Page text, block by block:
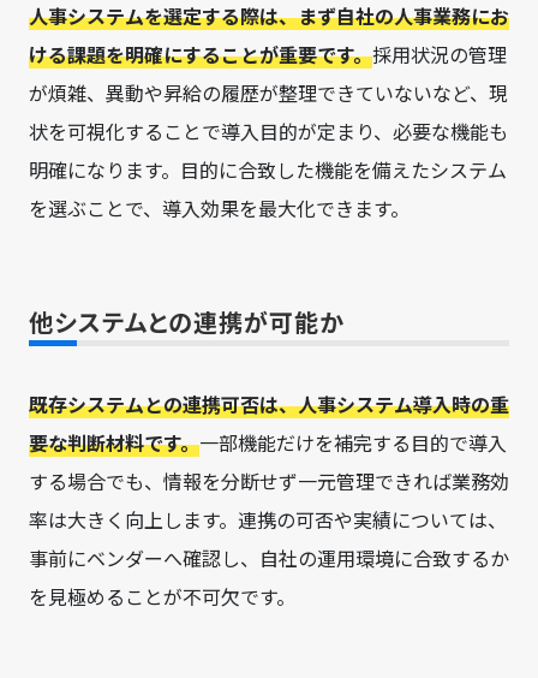
人事システムを選定する際は、まず自社の人事業務にお
ける課題を明確にすることが重要です。採用状況の管理
が煩雑、異動や昇給の履歴が整理できていないなど、現
状を可視化することで導入目的が定まり、必要な機能も
明確になります。目的に合致した機能を備えたシステム
を選ぶことで、導入効果を最大化できます。
他システムとの連携が可能か
既存システムとの連携可否は、人事システム導入時の重
要な判断材料です。一部機能だけを補完する目的で導入
する場合でも、情報を分断せず一元管理できれば業務効
率は大きく向上します。連携の可否や実績については、
事前にベンダーへ確認し、自社の運用環境に合致するか
を見極めることが不可欠です。